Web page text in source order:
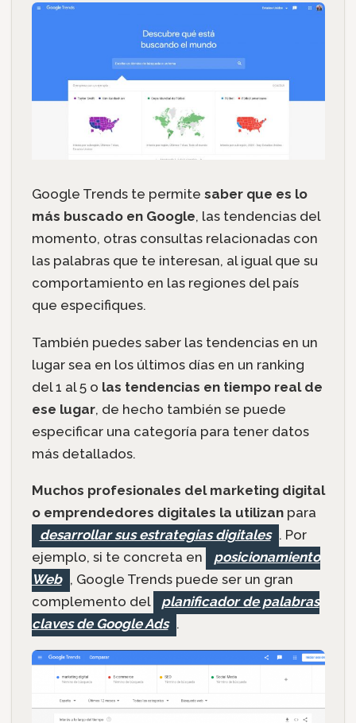
Google Trends te permite saber que es lo
más buscado en Google, las tendencias del
momento, otras consultas relacionadas con
las palabras que te interesan, al igual que su
comportamiento en las regiones del país
que especifiques.
También puedes saber las tendencias en un
lugar sea en los últimos días en un ranking
del 1 al 5 o las tendencias en tiempo real de
ese lugar, de hecho también se puede
especificar una categoría para tener datos
más detallados.
Muchos profesionales del marketing digital
o emprendedores digitales la utilizanpara
desarrollar sus estrategias digitales . Por
ejemplo, si te concreta en
posicionamiento
Web , Google Trends puede ser un gran
complemento del
planificador de palabras
claves de Google Ads .